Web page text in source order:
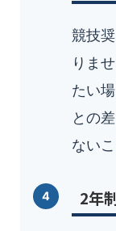
競技
りま
たい
との
ない
2年